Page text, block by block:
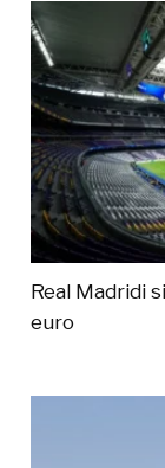
Real Madridi
euro